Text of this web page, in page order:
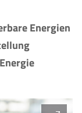
Energien